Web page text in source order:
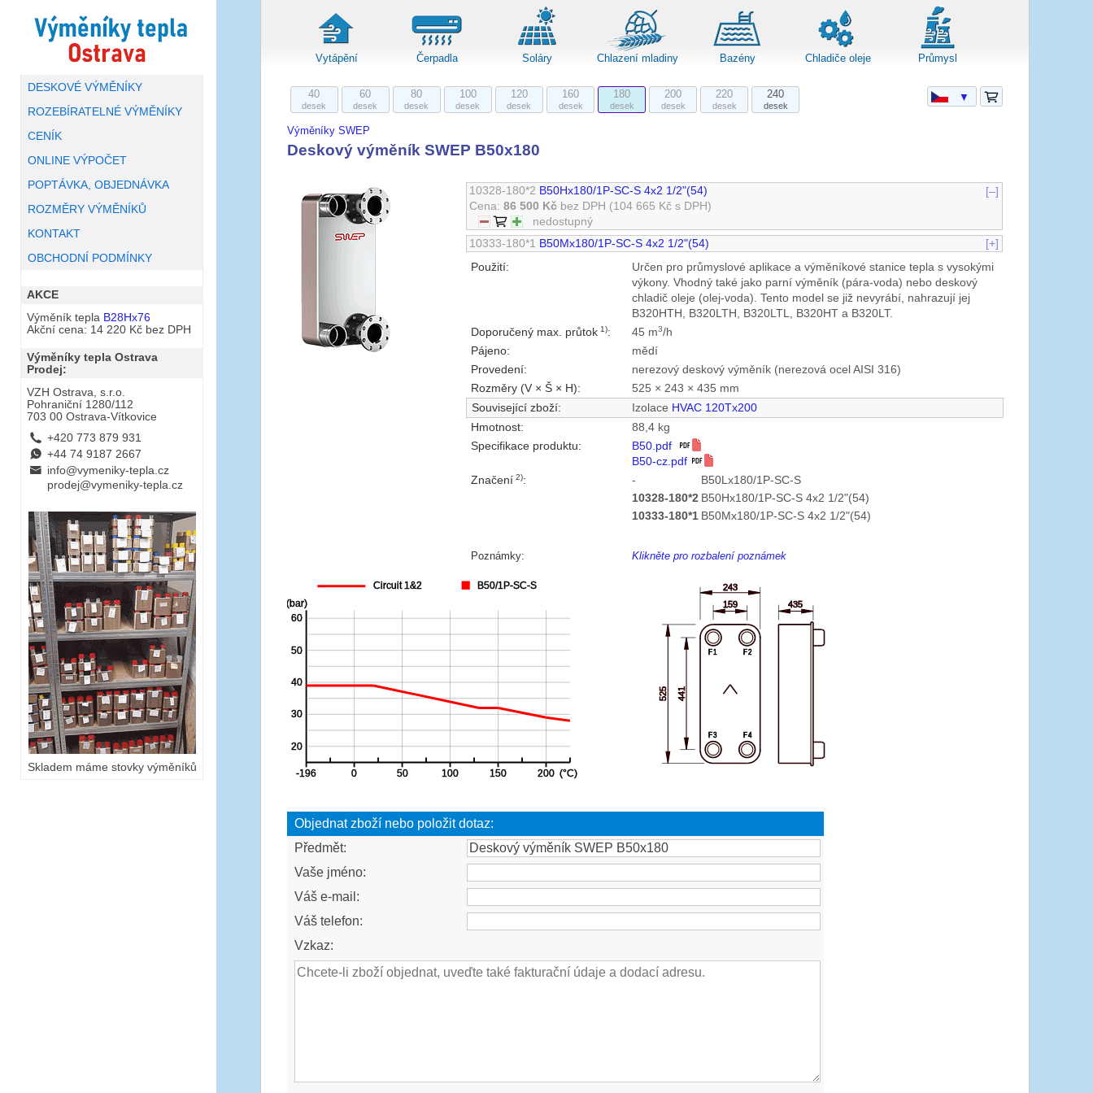
DESKOVÉ VÝMĚNÍKY
ROZEBÍRATELNÉ VÝMĚNÍKY
CENÍK
ONLINE VÝPOČET
POPTÁVKA, OBJEDNÁVKA
ROZMĚRY VÝMĚNÍKŮ
KONTAKT
OBCHODNÍ PODMÍNKY
AKCE
Výměník tepla B28Hx76
Akční cena: 14 220 Kč bez DPH
Výměníky tepla Ostrava
Prodej:
VZH Ostrava, s.r.o.
Pohraniční 1280/112
703 00 Ostrava-Vítkovice
L +420 773 879 931
E +44 74 9187 2667
B info@vymeniky-tepla.cz
prodej@vymeniky-tepla.cz
Skladem máme stovky výměníků
Vytápění Čerpadla Soláry Chlazení mladiny Bazény Chladiče oleje Průmysl
40
desek
60
desek
80
desek
100
desek
120
desek
160
desek
180
desek
200
desek
220
desek
240
desek
Výměníky SWEP
Deskový výměník SWEP B50x180
10328-180*2 B50Hx180/1P-SC-S 4x2 1/2"(54)
[–]
Cena: 86 500 Kčbez DPH (104 665 Kč s DPH)
nedostupný
10333-180*1
B50Mx180/1P-SC-S 4x2 1/2"(54)
[+]
Použití:
Určen pro průmyslové aplikace a výměníkové stanice tepla s vysokými
výkony. Vhodný také jako parní výměník (pára-voda) nebo deskový
chladič oleje (olej-voda). Tento model se již nevyrábí, nahrazují jej
B320HTH, B320LTH, B320LTL, B320HT a B320LT.
Doporučený max. průtok 1): 45 m3/h
Pájeno:
mědí
Provedení:
nerezový deskový výměník (nerezová ocel AISI 316)
Rozměry (V × Š × H):
525 × 243 × 435 mm
Související zboží:
Izolace HVAC 120Tx200
Hmotnost:
88,4 kg
Specifikace produktu:
B50.pdf
B50-cz.pdf
Značení 2): -
B50Lx180/1P-SC-S
10328-180*2 B50Hx180/1P-SC-S 4x2 1/2"(54)
10333-180*1 B50Mx180/1P-SC-S 4x2 1/2"(54)
Poznámky: Klikněte pro rozbalení poznámek
Objednat zboží nebo položit dotaz:
Předmět:
Vaše jméno:
Váš e-mail:
Váš telefon:
Vzkaz:
▼